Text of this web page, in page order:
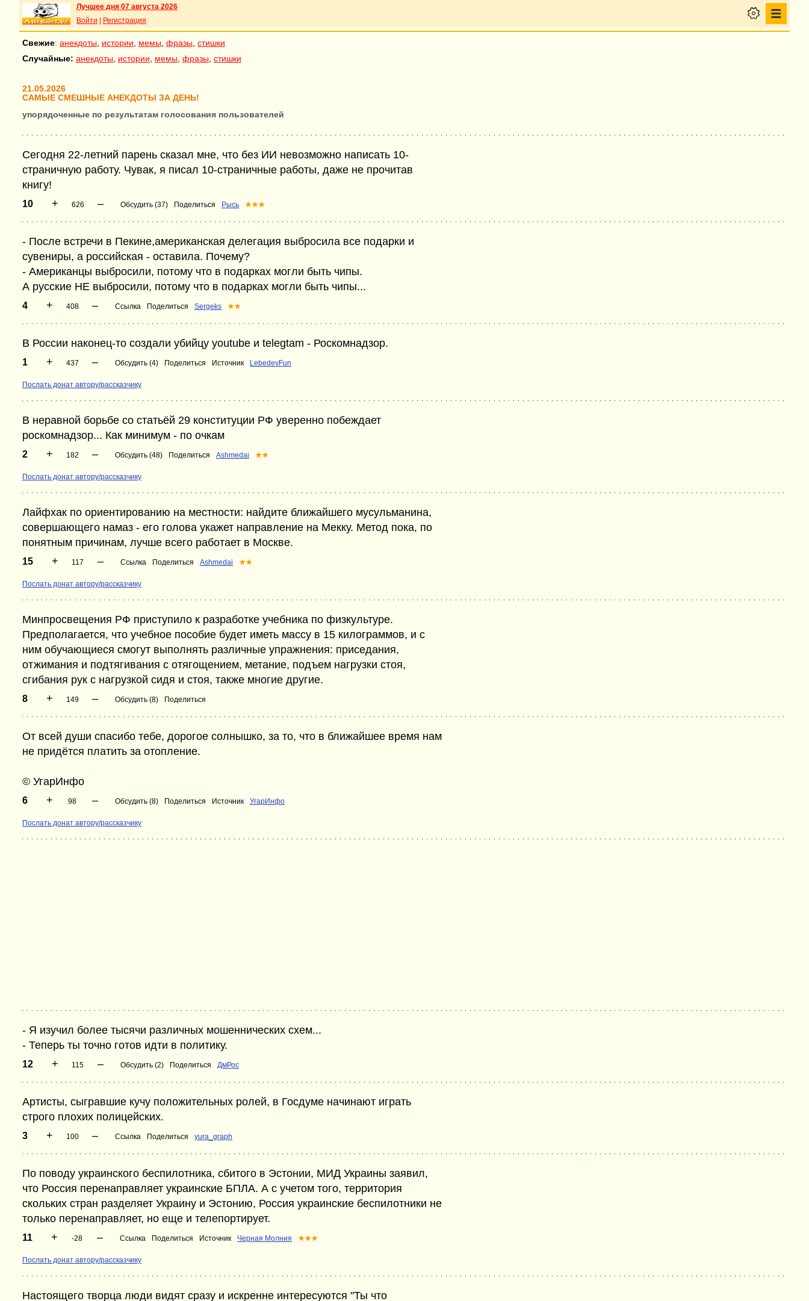
Лучшее дня 07 августа 2026
Войти
Регистрация
Свежие: анекдоты истории мемы фразы стишки
Случайные: анекдоты истории мемы фразы стишки
21.05.2026
САМЫЕ СМЕШНЫЕ АНЕКДОТЫ ЗА ДЕНЬ!
упорядоченные по результатам голосования пользователей
Сегодня 22-летний парень сказал мне, что без ИИ невозможно написать 10-
страничную работу. Чувак, я писал 10-страничные работы, даже не прочитав
книгу!
10 + 626 – Обсудить (37) Поделиться Рысь ★★★
- После встречи в Пекине,американская делегация выбросила все подарки и
сувениры, а российская - оставила. Почему?
- Американцы выбросили, потому что в подарках могли быть чипы.
А русские НЕ выбросили, потому что в подарках могли быть чипы...
4 + 408 – Ссылка Поделиться Sergeks ★★
В России наконец-то создали убийцу youtube и telegtam - Роскомнадзор.
1 + 437 – Обсудить (4) Поделиться Источник LebedevFun
Послать донат автору/рассказчику
В неравной борьбе со статьёй 29 конституции РФ уверенно побеждает
роскомнадзор... Как минимум - по очкам
2 + 182 – Обсудить (48) Поделиться Ashmedai ★★
Послать донат автору/рассказчику
Лайфхак по ориентированию на местности: найдите ближайшего мусульманина,
совершающего намаз - его голова укажет направление на Мекку. Метод пока, по
понятным причинам, лучше всего работает в Москве.
15 + 117 – Ссылка Поделиться Ashmedai ★★
Послать донат автору/рассказчику
Минпросвещения РФ приступило к разработке учебника по физкультуре.
Предполагается, что учебное пособие будет иметь массу в 15 килограммов, и с
ним обучающиеся смогут выполнять различные упражнения: приседания,
отжимания и подтягивания с отягощением, метание, подъем нагрузки стоя,
сгибания рук с нагрузкой сидя и стоя, также многие другие.
8 + 149 – Обсудить (8) Поделиться
От всей души спасибо тебе, дорогое солнышко, за то, что в ближайшее время нам
не придётся платить за отопление.
© УгарИнфо
6 + 98 – Обсудить (8) Поделиться Источник УгарИнфо
Послать донат автору/рассказчику
- Я изучил более тысячи различных мошеннических схем...
- Теперь ты точно готов идти в политику.
12 + 115 – Обсудить (2) Поделиться ДмРос
Артисты, сыгравшие кучу положительных ролей, в Госдуме начинают играть
строго плохих полицейских.
3 + 100 – Ссылка Поделиться yura_graph
По поводу украинского беспилотника, сбитого в Эстонии, МИД Украины заявил,
что Россия перенаправляет украинские БПЛА. А с учетом того, территория
скольких стран разделяет Украину и Эстонию, Россия украинские беспилотники не
только перенаправляет, но еще и телепортирует.
11 + -28 – Ссылка Поделиться Источник Черная Молния ★★★
Послать донат автору/рассказчику
Настоящего творца люди видят сразу и искренне интересуются "Ты что